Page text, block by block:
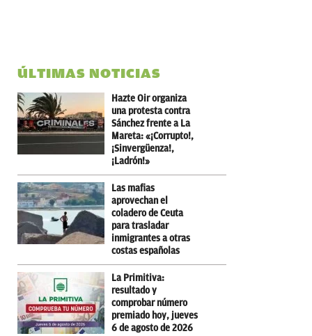
ÚLTIMAS NOTICIAS
Hazte Oir organiza
una protesta contra
Sánchez frente a La
Mareta: «¡Corrupto!,
¡Sinvergüenza!,
¡Ladrón!»
Las mafias
aprovechan el
coladero de Ceuta
para trasladar
inmigrantes a otras
costas españolas
La Primitiva:
resultado y
comprobar número
premiado hoy, jueves
6 de agosto de 2026